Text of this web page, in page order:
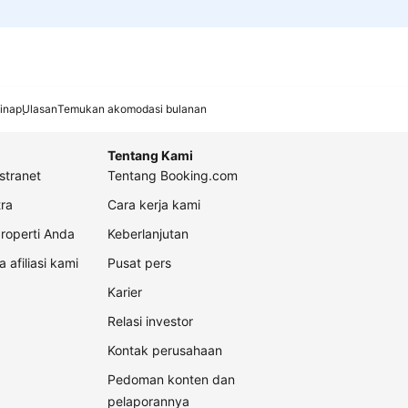
UlasanTemukan akomodasi bulanan
Anda
afiliasi kami
Tentang Kami
Tentang Booking.com
Cara kerja kami
Keberlanjutan
Pusat pers
Karier
Relasi investor
Kontak perusahaan
Pedoman konten dan
pelaporannya